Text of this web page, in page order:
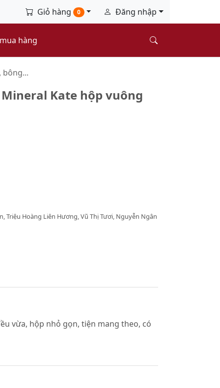
Giỏ hàng 0 Đăng nhập
hàng
bông...
Kate hộp vuông
Triệu Hoàng Liên Hương, Vũ Thị Tươi, Nguyễn Ngân
vừa, hộp nhỏ gọn, tiện mang theo, có